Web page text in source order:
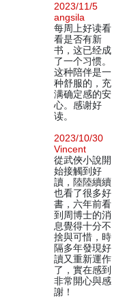
2023/11/5
angsila
每周上好读看
看是否有新
书，这已经成
了一个习惯。
这种陪伴是一
种舒服的，充
满确定感的安
心。感谢好
读。
2023/10/30
Vincent
從武俠小說開
始接觸到好
讀，陸陸續續
也看了很多好
書，六年前看
到周博士的消
息覺得十分不
捨與可惜，時
隔多年發現好
讀又重新運作
了，實在感到
非常開心與感
謝！